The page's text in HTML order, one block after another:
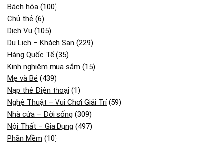
Bách hóa (100)
Chủ thẻ (6)
Dịch Vụ (105)
Du Lịch – Khách Sạn (229)
Hàng Quốc Tế (35)
Kinh nghiệm mua sắm (15)
Mẹ và Bé (439)
Nạp thẻ Điện thoại (1)
Nghệ Thuật – Vui Chơi Giải Trí(59)
Nhà cửa – Đời sống (309)
Nội Thất – Gia Dụng (497)
Phần Mềm (10)